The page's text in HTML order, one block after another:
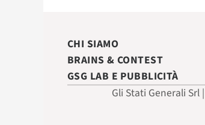
CHI SIAMO
BRAINS & CONTEST
GSG LAB E PUBBLICITÀ
Gli Stati Generali Srl